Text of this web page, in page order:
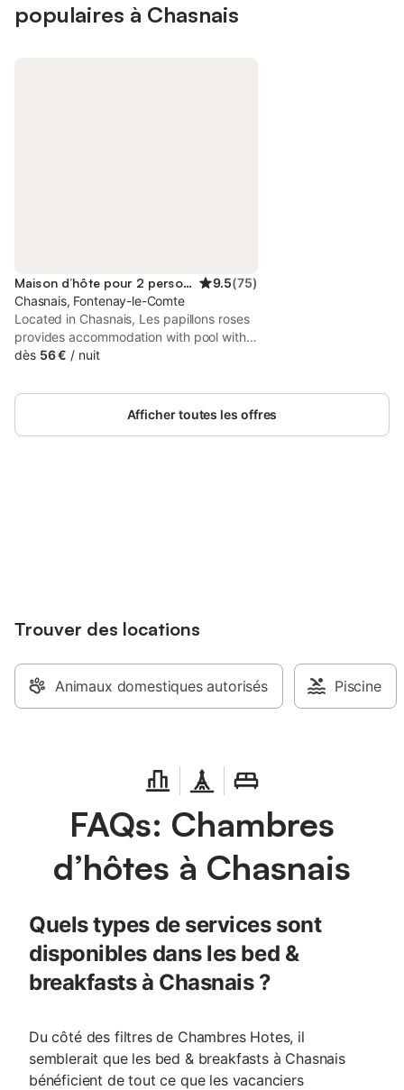
populaires à Chasnais
Maison d’hôte pour 2 personnes 9.5(75)
Chasnais, Fontenay-le-Comte
Located in Chasnais, Les papillons roses
provides accommodation with pool with a
view, free WiFi and free private parking
dès 56 € / nuit
Afficher toutes les offres
Trouver des locations
Animaux domestiques autorisés Piscine
FAQs: Chambres
d’hôtes à Chasnais
Quels types de services sont
disponibles dans les bed &
breakfasts à Chasnais ?
Du côté des filtres de Chambres Hotes, il
semblerait que les bed & breakfasts à Chasnais
bénéficient de tout ce que les vacanciers